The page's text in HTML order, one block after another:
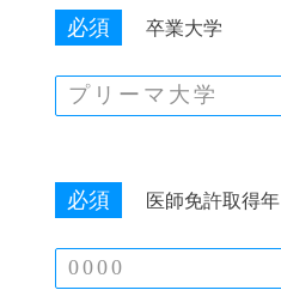
必須 卒業大学
必須 医師免許取得年